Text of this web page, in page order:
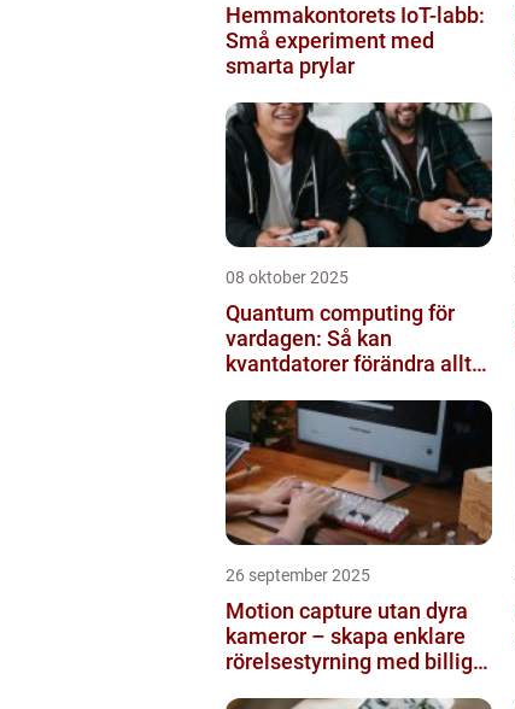
Hemmakontorets IoT-labb:
Små experiment med
smarta prylar
08 oktober 2025
Quantum computing för
vardagen: Så kan
kvantdatorer förändra allt
26 september 2025
Motion capture utan dyra
kameror – skapa enklare
rörelsestyrning med billiga